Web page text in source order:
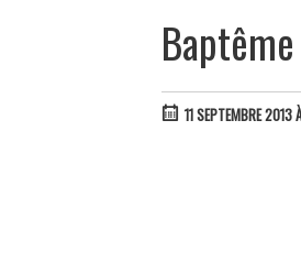
11 SEPTEMBRE 2013